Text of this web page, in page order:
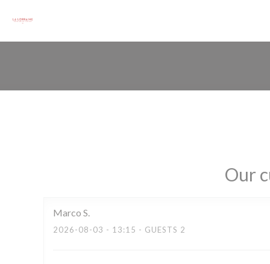
Our
Marco S
2026-08-03 - 13:15 - GUESTS 2